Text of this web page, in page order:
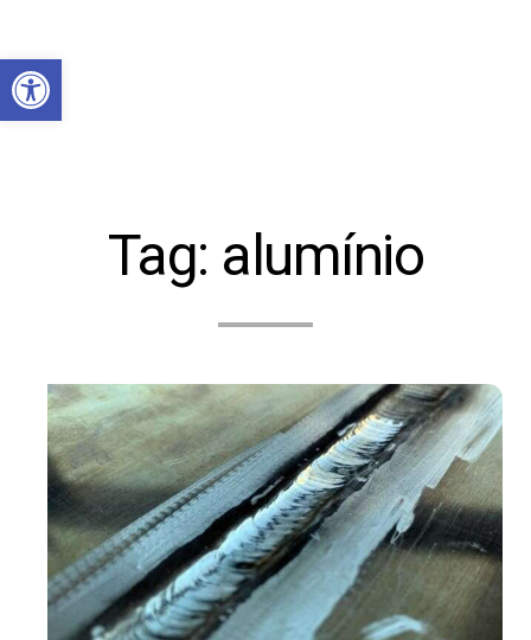
Abrir a barra de ferramentas
Tag: alumínio